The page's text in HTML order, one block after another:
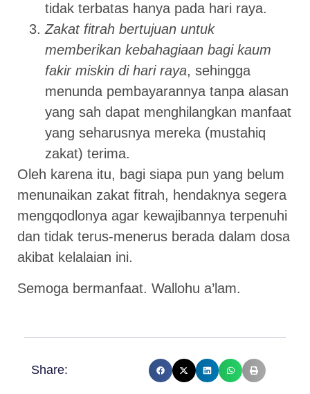
tidak terbatas hanya pada hari raya.
Zakat fitrah bertujuan untuk
memberikan kebahagiaan bagi kaum
fakir miskin di hari raya, sehingga
menunda pembayarannya tanpa alasan
yang sah dapat menghilangkan manfaat
yang seharusnya mereka (mustahiq
zakat) terima.
Oleh karena itu, bagi siapa pun yang belum
menunaikan zakat fitrah, hendaknya segera
mengqodlonya agar kewajibannya terpenuhi
dan tidak terus-menerus berada dalam dosa
akibat kelalaian ini.
Semoga bermanfaat. Wallohu a’lam.
Share: